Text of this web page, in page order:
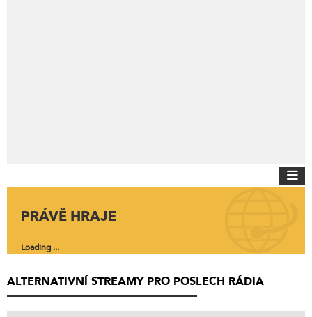
PRÁVĚ HRAJE
Loading ...
ALTERNATIVNÍ STREAMY PRO POSLECH RÁDIA